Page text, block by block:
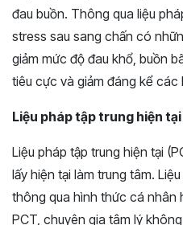
đau buồn. Thông qua liệu
stress sau sang chấn có
giảm mức độ đau khổ, buồn
tiêu cực và giảm đáng kể các
Liệu pháp tập trung hiện
Liệu pháp tập trung hiện tại
lấy hiện tại làm trung tâm.
thông qua hình thức cá nhân
PCT, chuyên gia tâm lý